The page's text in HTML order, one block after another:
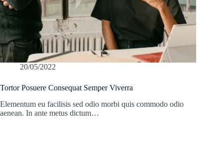
20/05/2022
Tortor Posuere Consequat Semper Viverra
Elementum eu facilisis sed odio morbi quis commodo odio
aenean. In ante metus dictum…